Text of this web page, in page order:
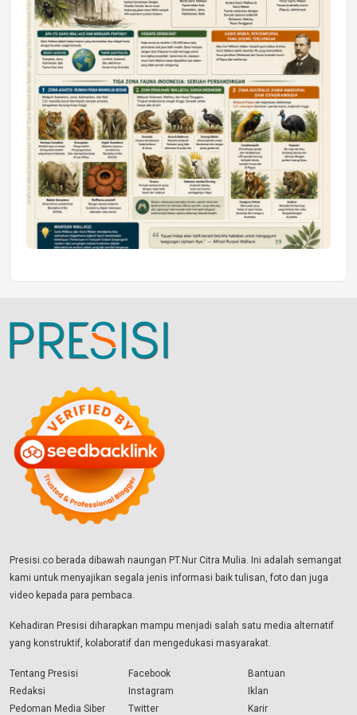
Presisi.co berada dibawah naungan PT.Nur Citra Mulia. Ini adalah semangat
kami untuk menyajikan segala jenis informasi baik tulisan, foto dan juga
video kepada para pembaca.
Kehadiran Presisi diharapkan mampu menjadi salah satu media alternatif
yang konstruktif, kolaboratif dan mengedukasi masyarakat.
Tentang Presisi
Redaksi
Pedoman Media Siber
Facebook
Instagram
Twitter
Bantuan
Iklan
Karir